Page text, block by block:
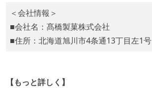
＜会社情報＞
■会社名：髙橋製菓株式会社
■住所：北海道旭川市4条通13丁目左1号
【もっと詳しく】